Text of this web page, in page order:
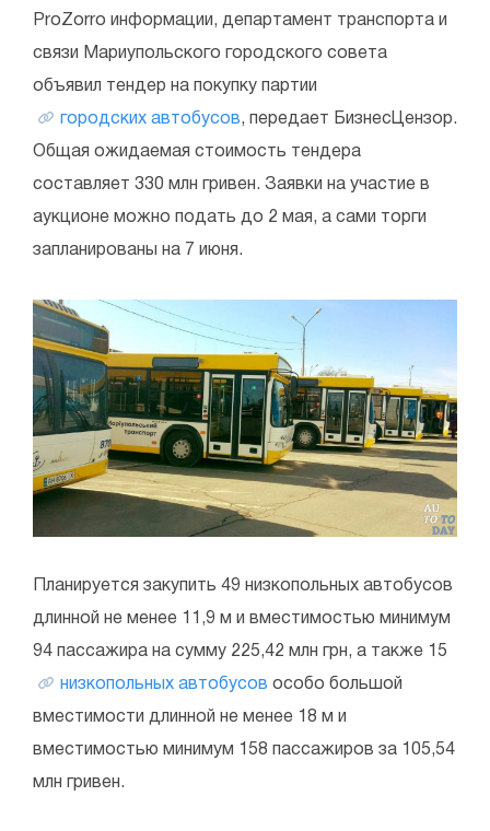
ProZorro информации, департамент транспорта и
связи Мариупольского городского совета
объявил тендер на покупку партии
городских автобусов, передает БизнесЦензор.
Общая ожидаемая стоимость тендера
составляет 330 млн гривен. Заявки на участие в
аукционе можно подать до 2 мая, а сами торги
запланированы на 7 июня.
Планируется закупить 49 низкопольных автобусов
длинной не менее 11,9 м и вместимостью минимум
94 пассажира на сумму 225,42 млн грн, а также 15
низкопольных автобусов особо большой
вместимости длинной не менее 18 м и
вместимостью минимум 158 пассажиров за 105,54
млн гривен.